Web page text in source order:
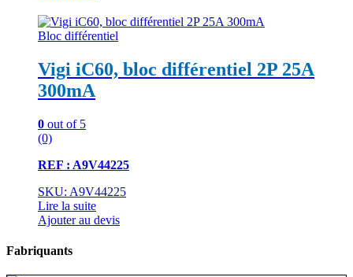
Bloc différentiel
Vigi iC60, bloc différentiel 2P 25A
300mA
0 out of 5
(0)
REF : A9V44225
SKU: A9V44225
Lire la suite
Ajouter au devis
Fabriquants